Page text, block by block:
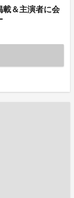
載＆主演者に会